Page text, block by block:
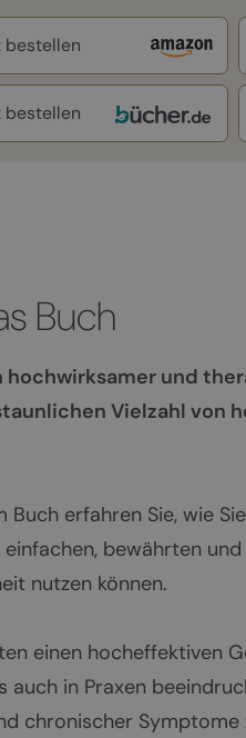
bestellen
bestellen
Buch
hochwirksamer und
Vielzahl von
Buch erfahren Sie, wie
bewährten
nutzen können.
einen hocheffektiven
auch in Praxen
chronischer Symptome